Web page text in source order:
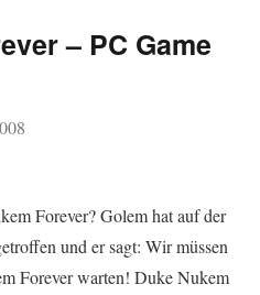
– PC Game
Forever? Golem hat auf der
und er sagt: Wir müssen
Forever warten! Duke Nukem